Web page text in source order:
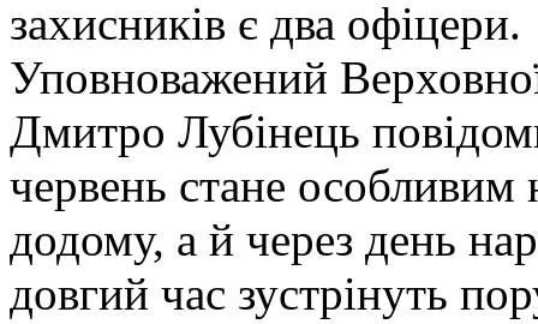
захисників є два офіцери.
Уповноважений
Дмитро Лубінець
червень стане
додому, а й через день
довгий час зустрінуть